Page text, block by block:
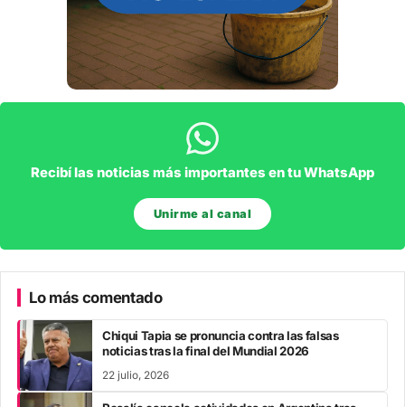
Recibí las noticias más importantes en tu WhatsApp
Unirme al canal
Lo más comentado
Chiqui Tapia se pronuncia contra las falsas
noticias tras la final del Mundial 2026
22 julio, 2026